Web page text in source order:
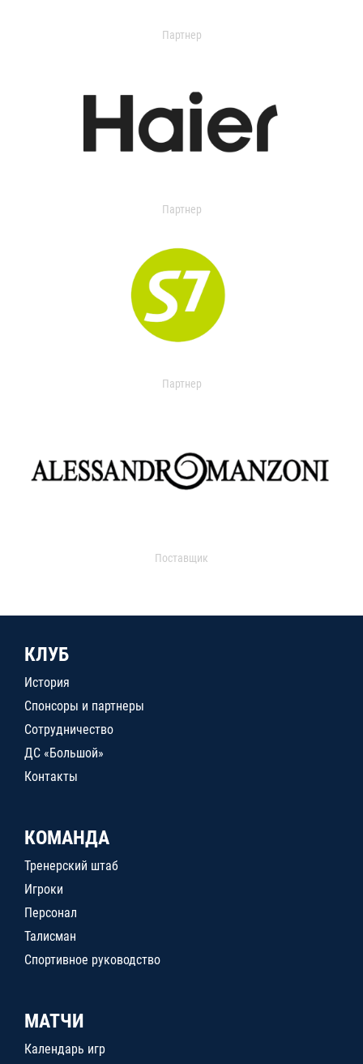
Партнер
Партнер
Партнер
Поставщик
КЛУБ
История
Спонсоры и партнеры
Сотрудничество
ДС «Большой»
Контакты
КОМАНДА
Тренерский штаб
Игроки
Персонал
Талисман
Спортивное руководство
МАТЧИ
Календарь игр